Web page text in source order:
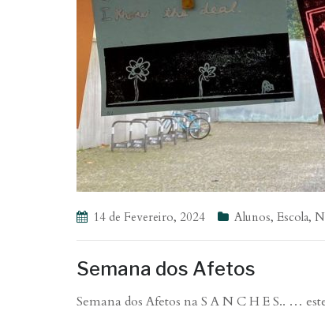
14 de Fevereiro, 2024 Alunos, Escola,
Semana dos Afetos
Semana dos Afetos na S A N C H E S.. …